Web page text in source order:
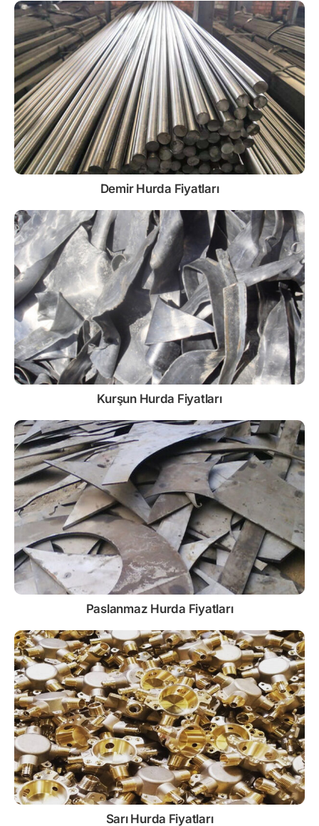
Demir Hurda Fiyatları
Kurşun Hurda Fiyatları
Paslanmaz Hurda Fiyatları
Sarı Hurda Fiyatları